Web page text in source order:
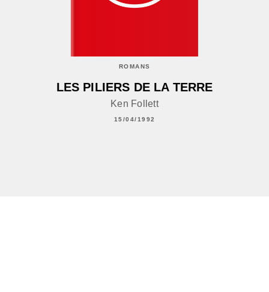
ROMANS
LES PILIERS DE LA TERRE
Ken Follett
15/04/1992